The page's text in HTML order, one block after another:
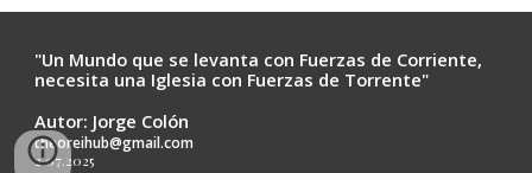
"Un Mundo que se levanta con Fuerzas de Corriente,
necesita una Iglesia con Fuerzas de Torrente"
Autor: Jorge Colón
theoreihub@gmail.com
2.07.2025